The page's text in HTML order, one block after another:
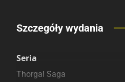
Porównaj ceny
Szczegóły wydania
Seria
Thorgal Saga